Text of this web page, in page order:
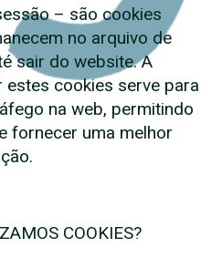
– são cookies
no arquivo de
sair do website. A
cookies serve para
na web, permitindo
fornecer uma melhor
COOKIES?